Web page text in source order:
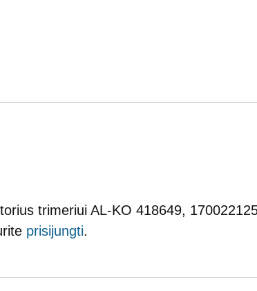
trimeriui AL-KO 418649,
prisijungti.